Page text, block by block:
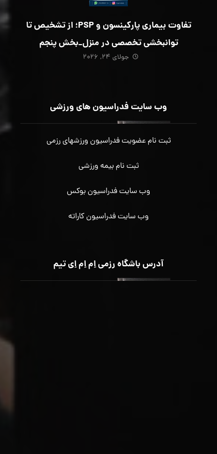
تفاوت بیماری پارکینسون و PSP؛ از تشخیص تا
توانبخشی تخصصی در منزل_بخش پنجم
جولای ۲۴, ۲۰۲۶
وب سایت فدراسیون های ورزشی
ثبت نام عضویت فدراسیون ورزشهای رزمی
ثبت نام بیمه ورزشی
وب سایت فدراسیون بوکس
وب سایت فدراسیون کاراته
آدرس باشگاه رزمی اِم اِم اِی تیم